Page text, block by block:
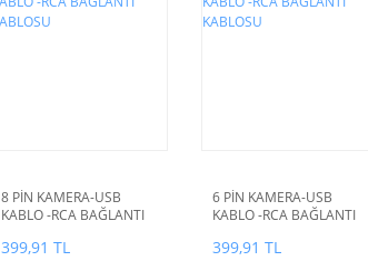
8 PİN KAMERA-USB
KABLO -RCA BAĞLANTI
399,91 TL
6 PİN KAMERA-USB
KABLO -RCA BAĞLANTI
399,91 TL